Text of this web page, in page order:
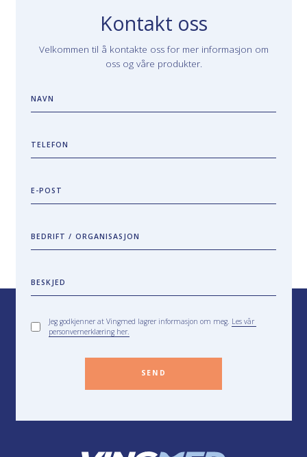
Kontakt oss
Velkommen til å kontakte oss for mer informasjon om
oss og våre produkter.
NAVN
TELEFON
E-POST
BEDRIFT / ORGANISASJON
BESKJED
Jeg godkjenner at Vingmed lagrer informasjon om meg. Les vår
personvernerklæring her.
SEND